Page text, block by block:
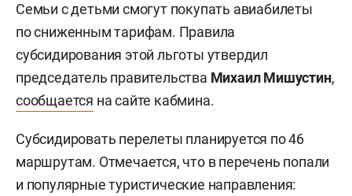
Семьи с детьми смогут покупать авиабилеты
по сниженным тарифам. Правила
субсидирования этой льготы утвердил
председатель правительства Михаил Мишустин,
сообщается на сайте кабмина.
Субсидировать перелеты планируется по 46
маршрутам. Отмечается, что в перечень попали
и популярные туристические направления: